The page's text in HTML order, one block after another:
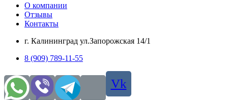
О компании
Отзывы
Контакты
г. Калининград ул.Запорожская 14/1
8 (909) 789-11-55
Vk